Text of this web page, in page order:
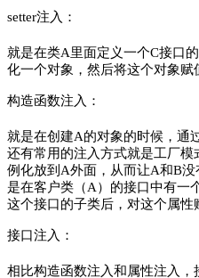
setter注入：
就是在类A里面定义一个C接口
化一个对象，然后将这个对象赋
构造函数注入：
就是在创建A的对象的时候，通
还有常用的注入方式就是工厂
例化放到A外面，从而让A和B
是在客户类（A）的接口中有一
这个接口的子类后，对这个属性
接口注入：
相比构造函数注入和属性注入